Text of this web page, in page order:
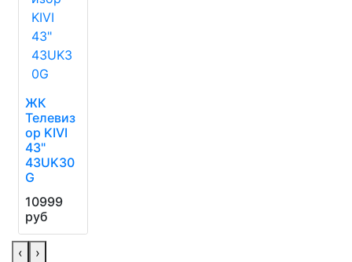
ЖК
Телевиз
ор KIVI
43"
43UK30
G
10999
руб
‹ ›